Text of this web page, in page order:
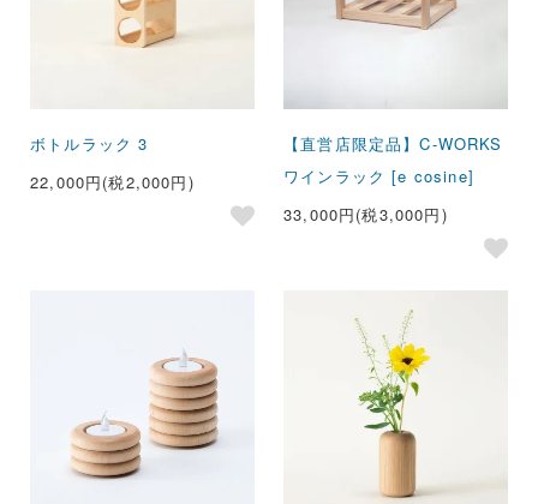
ボトルラック 3
22,000円(税2,000円)
【直営店限定品】C-WORKS
ワインラック [e cosine]
33,000円(税3,000円)